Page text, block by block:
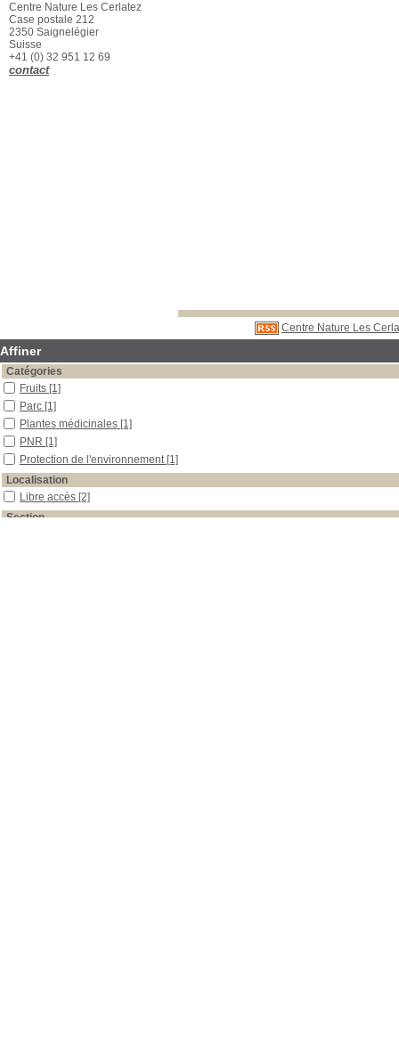
Centre Nature Les
Centre Nature Les Cerlatez
Case postale 212
2350 Saignelégier
Suisse
+41 (0) 32 951 12 69
contact
Affiner
Catégories
Fruits [1]
Parc [1]
Plantes médicinales [1]
PNR [1]
Protection de l'environnement [1]
Localisation
Libre accès [2]
Section